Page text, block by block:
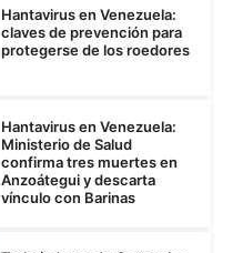
Hantavirus en Venezuela:
claves de prevención para
protegerse de los roedores
Hantavirus en Venezuela:
Ministerio de Salud
confirma tres muertes en
Anzoátegui y descarta
vínculo con Barinas